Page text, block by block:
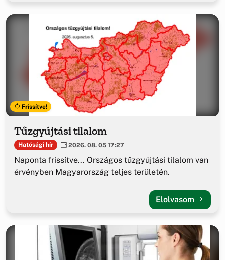
Frissítve!
Tűzgyújtási tilalom
Hatósági hír 2026. 08. 05 17:27
Naponta frissítve... Országos tűzgyújtási tilalom van
érvényben Magyarország teljes területén.
Elolvasom